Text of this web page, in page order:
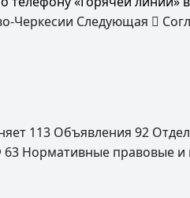
Черкесии Следующая
113 Объявления92
63 Нормативные правовые и